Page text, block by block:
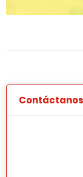
Contáctanos